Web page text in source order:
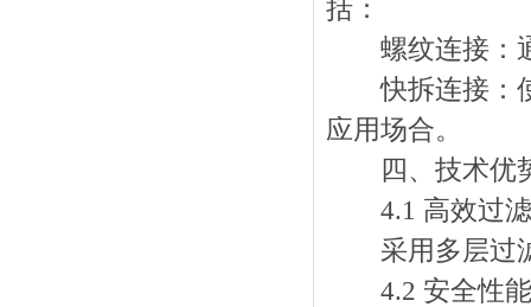
括：
螺纹连接：通
快拆连接：使
应用场合。
四、技术优
4.1 高效过滤
采用多层过滤
4.2 安全性能